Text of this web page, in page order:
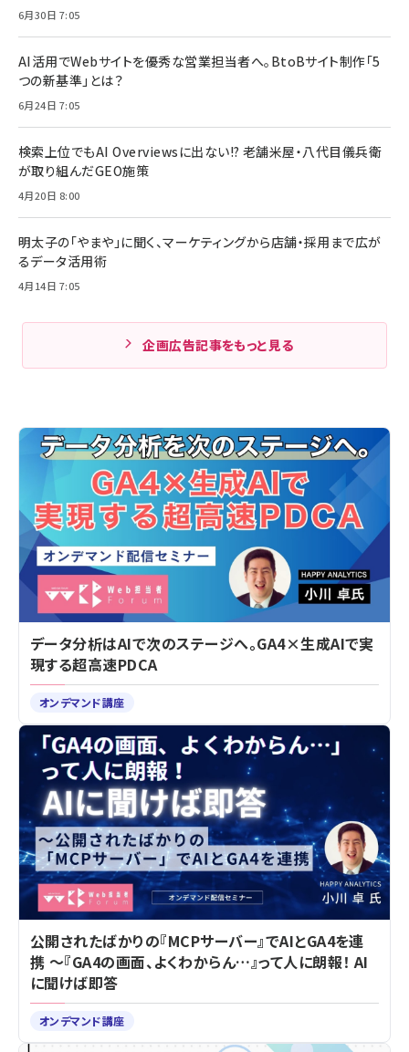
6月30日 7:05
AI活用でWebサイトを優秀な営業担当者へ。BtoBサイト制作「5
つの新基準」とは？
6月24日 7:05
検索上位でもAI Overviewsに出ない!? 老舗米屋・八代目儀兵衛
が取り組んだGEO施策
4月20日 8:00
明太子の「やまや」に聞く、マーケティングから店舗・採用まで広が
るデータ活用術
4月14日 7:05
企画広告記事をもっと見る
データ分析はAIで次のステージへ。GA4×生成AIで実
現する超高速PDCA
オンデマンド講座
公開されたばかりの『MCPサーバー』でAIとGA4を連
携 ～『GA4の画面、よくわからん…』って人に朗報！ AI
に聞けば即答
オンデマンド講座